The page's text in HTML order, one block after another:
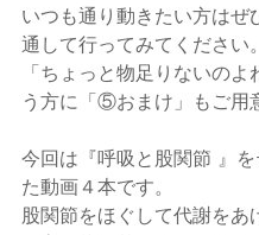
いつも通り動きたい方は
通して行ってみてください。
「ちょっと物足りないのよ
う方に「⑤おまけ」もご用
今回は『呼吸と股関節 』を
た動画４本です。
股関節をほぐして代謝をあ